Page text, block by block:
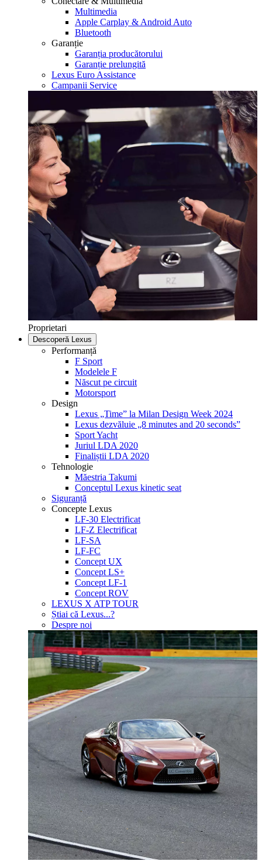
Multimedia
Apple Carplay & Android Auto
Bluetooth
Garanție
Garanția producătorului
Garanție prelungită
Lexus Euro Assistance
Campanii Service
Proprietari
Descoperă Lexus
Performanță
F Sport
Modelele F
Născut pe circuit
Motorsport
Design
Lexus „Time” la Milan Design Week 2024
Lexus dezvăluie „8 minutes and 20 seconds”
Sport Yacht
Juriul LDA 2020
Finaliștii LDA 2020
Tehnologie
Măestria Takumi
Conceptul Lexus kinetic seat
Siguranță
Concepte Lexus
LF-30 Electrificat
LF-Z Electrificat
LF-SA
LF-FC
Concept UX
Concept LS+
Concept LF-1
Concept ROV
LEXUS X ATP TOUR
Știai că Lexus...?
Despre noi